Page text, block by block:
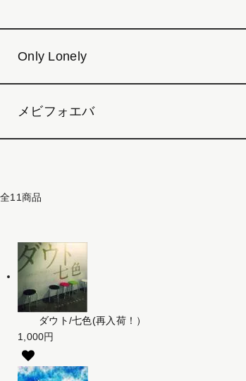
Only Lonely
メビフォエバ
全11商品
ダウト/七色(再入荷！）
1,000円